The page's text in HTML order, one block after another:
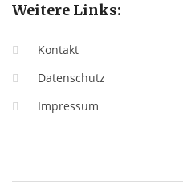
Weitere Links:
Kontakt
Datenschutz
Impressum